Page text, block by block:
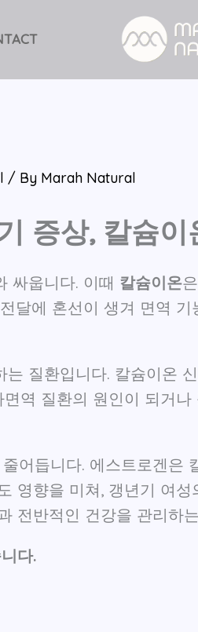
/ By Marah Natural
증상, 칼슘이
싸웁니다. 이때 칼슘이온
달에 혼선이 생겨 면역
질환입니다. 칼슘이온
역 질환의 원인이 되거
어듭니다. 에스트로겐은
영향을 미쳐, 갱년기 여
전반적인 건강을 관리하
다.